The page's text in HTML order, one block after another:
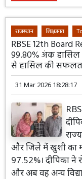
राजस्थान शिक्षा जगत
RBSE 12th Board
99.80% अंक हासिल
से हासिल की
31 Mar 2026 18:28:17
और जिले में खुशी का
97.52%। दीपिका ने
और अब वह अन्य